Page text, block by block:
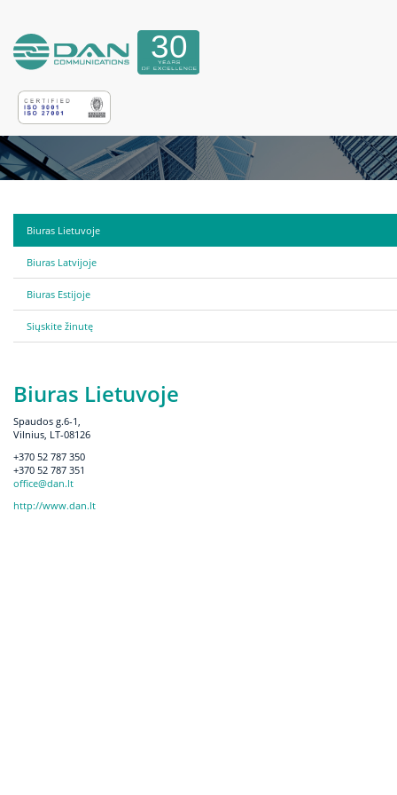
Biuras Lietuvoje
Biuras Latvijoje
Biuras Estijoje
Siųskite žinutę
Biuras Lietuvoje
Spaudos g.6-1,
Vilnius, LT-08126
+370 52 787 350
+370 52 787 351
office@dan.lt
http://www.dan.lt